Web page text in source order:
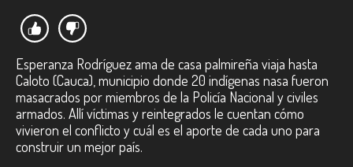
Esperanza Rodríguez ama de casa palmireña viaja hasta
Caloto (Cauca), municipio donde 20 indígenas nasa fueron
masacrados por miembros de la Policía Nacional y civiles
armados. Allí víctimas y reintegrados le cuentan cómo
vivieron el conflicto y cuál es el aporte de cada uno para
construir un mejor país.